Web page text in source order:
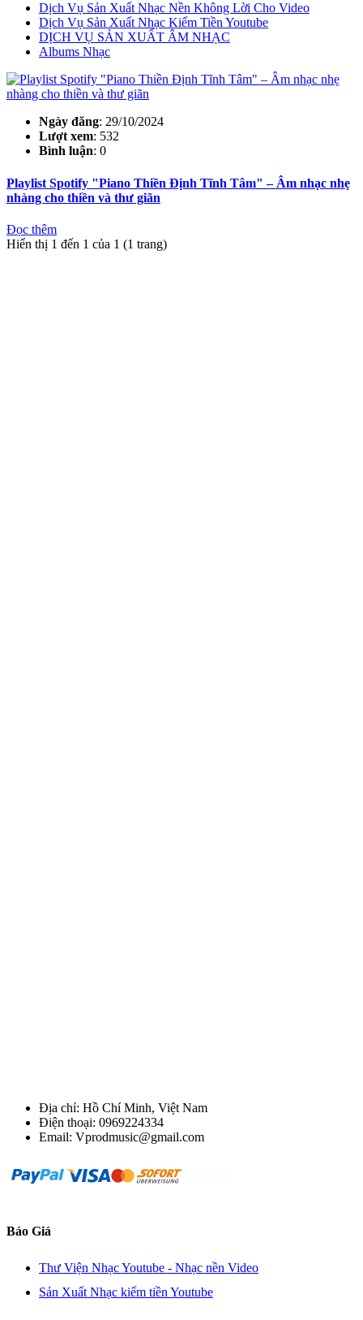
Dịch Vụ Sản Xuất Nhạc Nền Không Lời Cho Video
Dịch Vụ Sản Xuất Nhạc Kiếm Tiền Youtube
DỊCH VỤ SẢN XUẤT ÂM NHẠC
Albums Nhạc
Ngày đăng: 29/10/2024
Lượt xem: 532
Bình luận: 0
Playlist Spotify "Piano Thiền Định Tĩnh Tâm" – Âm nhạc nhẹ
nhàng cho thiền và thư giãn
Đọc thêm
Hiển thị 1 đến 1 của 1 (1 trang)
Địa chỉ: Hồ Chí Minh, Việt Nam
Điện thoại: 0969224334
Email: Vprodmusic@gmail.com
Báo Giá
Thư Viện Nhạc Youtube - Nhạc nền Video
Sản Xuất Nhạc kiếm tiền Youtube